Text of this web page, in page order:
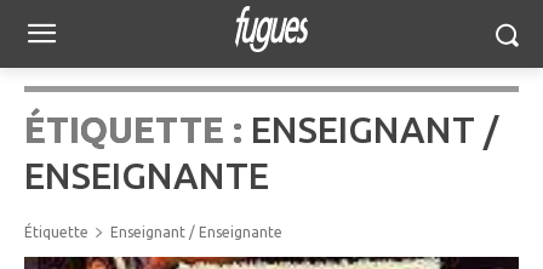
ÉTIQUETTE : ENSEIGNANT /
ENSEIGNANTE
Étiquette Enseignant / Enseignante